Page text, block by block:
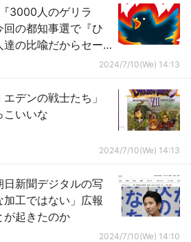
3000人のゲリラ
の都知事選で『ひ
の比喩だからセー
2024/7/10(We) 14:13
デンの戦士たち」
こいいな
2024/7/10(We) 14:13
新聞デジタルの写
工ではない」広報
が起きたのか
2024/7/10(We) 14:10